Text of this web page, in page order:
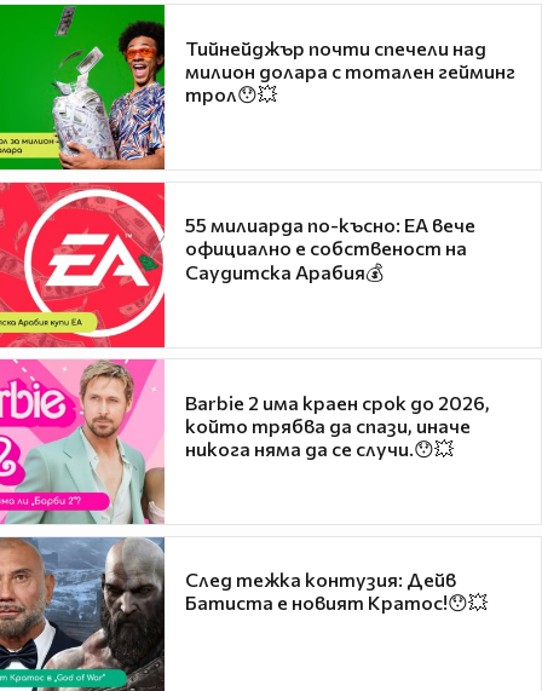
Тийнейджър почти спечели над
милион долара с тотален гейминг
трол😯💥
55 милиарда по-късно: EA вече
официално е собственост на
Саудитска Арабия💰
Barbie 2 има краен срок до 2026,
който трябва да спази, иначе
никога няма да се случи.😯💥
След тежка контузия: Дейв
Батиста е новият Кратос!😯💥